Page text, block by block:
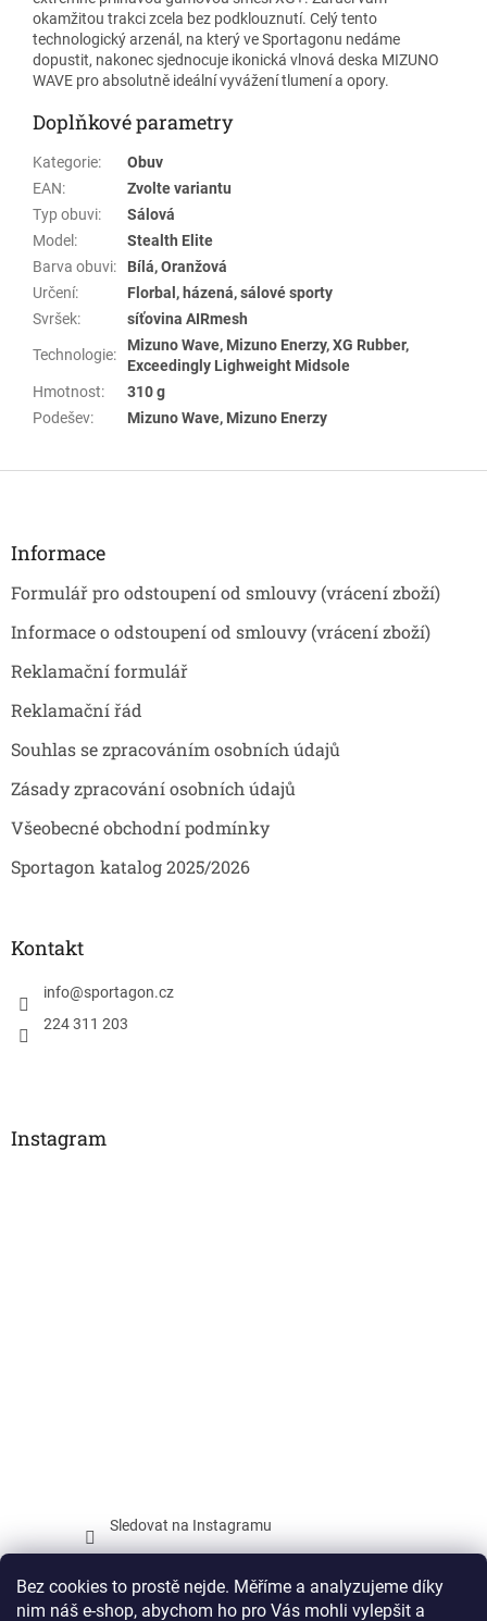
Bez cookies to prostě nejde. Měříme a analyzujeme díky
nim náš e-shop, abychom ho pro Vás mohli vylepšit a
okamžitou trakci zcela bez podklouznutí. Celý tento
technologický arzenál, na který ve Sportagonu nedáme
dopustit, nakonec sjednocuje ikonická vlnová deska MIZUNO
WAVE pro absolutně ideální vyvážení tlumení a opory.
Doplňkové parametry
Kategorie:
Obuv
EAN:
Zvolte variantu
Typ obuvi:
Sálová
Model :
Stealth Elite
Barva obuvi:
Bílá, Oranžová
Určení:
Florbal, házená, sálové sporty
Svršek: síťovina AIRmesh
Technologie:
Mizuno Wave, Mizuno Enerzy, XG Rubber,
Exceedingly Lighweight Midsole
Hmotnost:
310 g
Podešev: Mizuno Wave, Mizuno Enerzy
Z
Informace
Formulář pro odstoupení od smlouvy (vrácení zboží)
Informace o odstoupení od smlouvy (vrácení zboží)
Reklamační formulář
Reklamační řád
Souhlas se zpracováním osobních údajů
Zásady zpracování osobních údajů
Všeobecné obchodní podmínky
Sportagon katalog 2025/2026
Kontakt
info@sportagon.cz
224 311 203
Instagram
Sledovat na Instagramu
Facebook